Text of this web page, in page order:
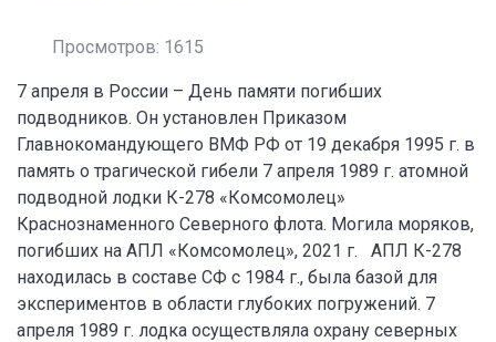
Просмотров: 1615
7 апреля в России – День памяти погибших
подводников. Он установлен Приказом
Главнокомандующего ВМФ РФ от 19 декабря 1995 г. в
память о трагической гибели 7 апреля 1989 г. атомной
подводной лодки К-278 «Комсомолец»
Краснознаменного Северного флота. Могила моряков,
погибших на АПЛ «Комсомолец», 2021 г. АПЛ К-278
находилась в составе СФ с 1984 г., была базой для
экспериментов в области глубоких погружений. 7
апреля 1989 г. лодка осуществляла охрану северных